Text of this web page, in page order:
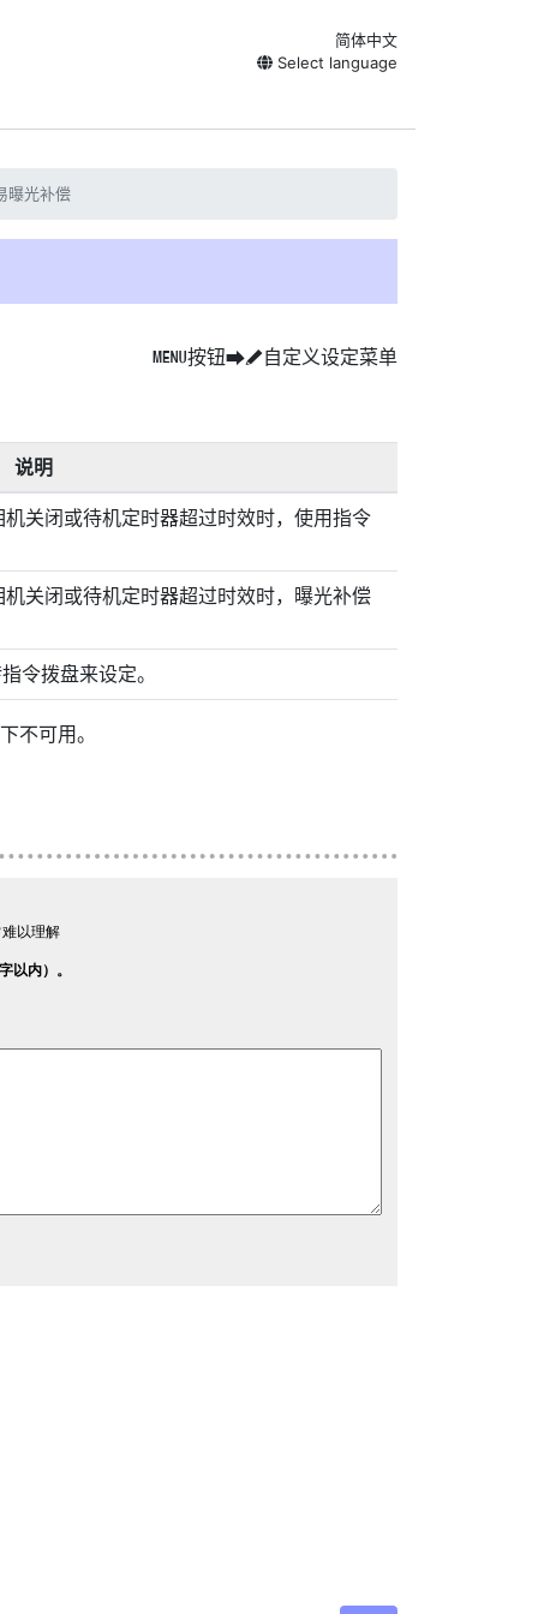
简体中文
Select language
曝光补偿
G按钮UA自定义设定菜单
说明
关闭或待机定时器超过时效时，使用指令
关闭或待机定时器超过时效时，曝光补偿
令拨盘来设定。
下不可用。